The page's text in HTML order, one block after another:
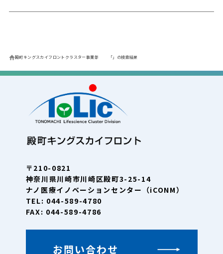
殿町キングスカイフロントクラスター事業部 「」の検索結果
〒210-0821
神奈川県川崎市川崎区殿町3-25-14
ナノ医療イノベーションセンター（iCONM）
TEL: 044-589-4780
FAX: 044-589-4786
お問い合わせ